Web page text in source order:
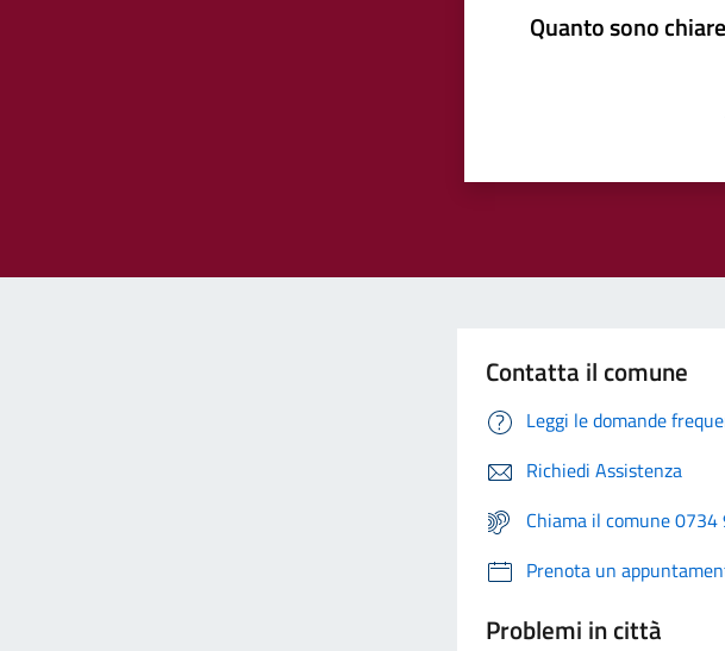
Quanto sono
Contatta il comune
Leggi le domande
Richiedi Assistenza
Chiama il comune
Prenota un
Problemi in città